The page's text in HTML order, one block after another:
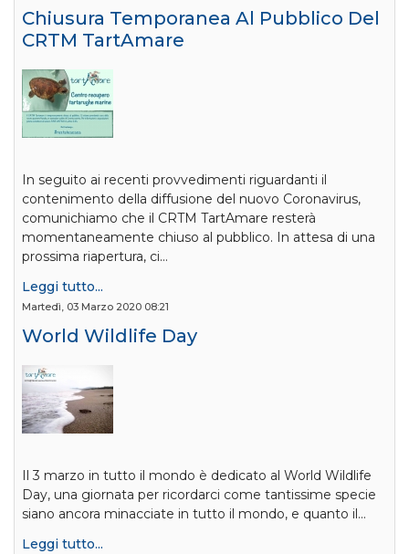
Chiusura Temporanea Al Pubblico Del
CRTM TartAmare
In seguito ai recenti provvedimenti riguardanti il
contenimento della diffusione del nuovo Coronavirus,
comunichiamo che il CRTM TartAmare resterà
momentaneamente chiuso al pubblico. In attesa di una
prossima riapertura, ci…
Leggi tutto...
Martedì, 03 Marzo 2020 08:21
World Wildlife Day
Il 3 marzo in tutto il mondo è dedicato al World Wildlife
Day, una giornata per ricordarci come tantissime specie
siano ancora minacciate in tutto il mondo, e quanto il…
Leggi tutto...